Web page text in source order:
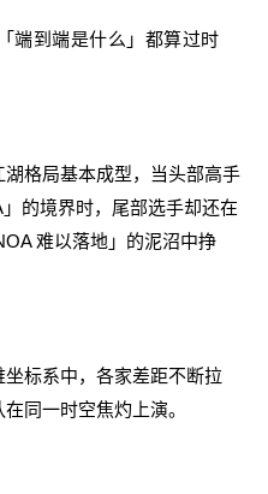
端到端是什么」都算过时
格局基本成型，当头部高手
的境界时，尾部选手却还在
难以落地」的泥沼中挣
标系中，各家差距不断拉
同一时空焦灼上演。